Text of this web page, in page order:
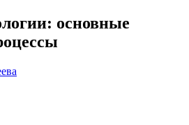
основные